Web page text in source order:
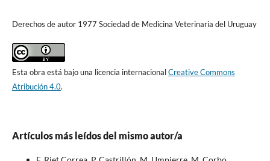
Derechos de autor 1977 Sociedad de Medicina Veterinaria del Uruguay
Esta obra está bajo una licencia internacionalCreative Commons
Atribución 4.0.
Artículos más leídos del mismo autor/a